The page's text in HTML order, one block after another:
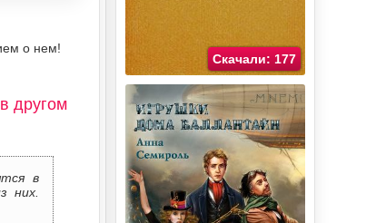
о нем!
другом
в
них.
Скачали: 177